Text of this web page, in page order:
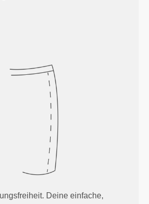
Deine einfache,